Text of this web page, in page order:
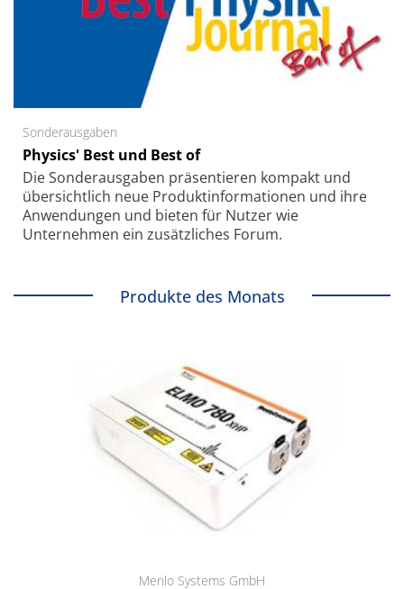
Sonderausgaben
Physics' Best und Best of
Die Sonder­ausgaben präsentieren kompakt und
übersichtlich neue Produkt­informationen und ihre
Anwendungen und bieten für Nutzer wie
Unternehmen ein zusätzliches Forum.
Produkte des Monats
Menlo Systems GmbH